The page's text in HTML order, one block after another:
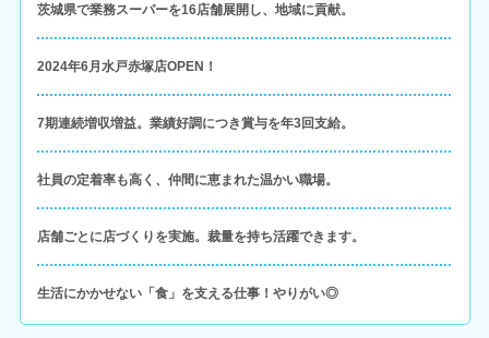
茨城県で業務スーパーを16店舗展開し、地域に貢献。
2024年6月水戸赤塚店OPEN！
7期連続増収増益。業績好調につき賞与を年3回支給。
社員の定着率も高く、仲間に恵まれた温かい職場。
店舗ごとに店づくりを実施。裁量を持ち活躍できます。
生活にかかせない「食」を支える仕事！やりがい◎